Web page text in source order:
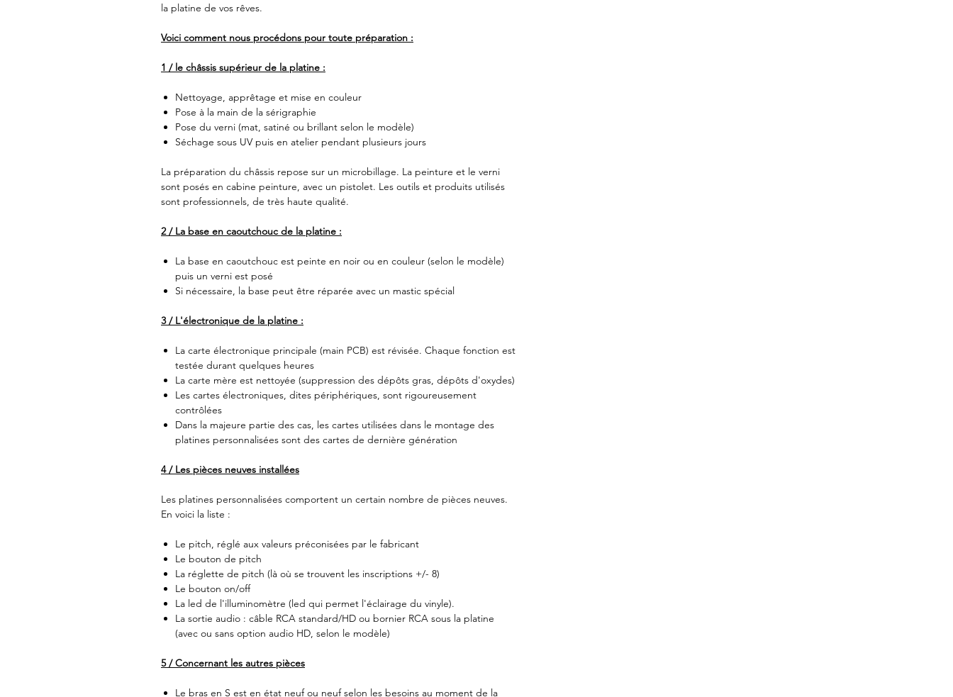
la platine de vos rêves.
Voici comment nous procédons pour toute préparation :
1 / le châssis supérieur de la platine :
Nettoyage, apprêtage et mise en couleur
Pose à la main de la sérigraphie
Pose du verni (mat, satiné ou brillant selon le modèle)
Séchage sous UV puis en atelier pendant plusieurs jours
La préparation du châssis repose sur un microbillage. La peinture et le verni
sont posés en cabine peinture, avec un pistolet. Les outils et produits utilisés
sont professionnels, de très haute qualité.
2 / La base en caoutchouc de la platine :
La base en caoutchouc est peinte en noir ou en couleur (selon le modèle)
puis un verni est posé
Si nécessaire, la base peut être réparée avec un mastic spécial
3 / L'électronique de la platine :
La carte électronique principale (main PCB) est révisée. Chaque fonction est
testée durant quelques heures
La carte mère est nettoyée (suppression des dépôts gras, dépôts d'oxydes)
Les cartes électroniques, dites périphériques, sont rigoureusement
contrôlées
Dans la majeure partie des cas, les cartes utilisées dans le montage des
platines personnalisées sont des cartes de dernière génération
4 / Les pièces neuves installées
Les platines personnalisées comportent un certain nombre de pièces neuves.
En voici la liste :
Le pitch, réglé aux valeurs préconisées par le fabricant
Le bouton de pitch
La réglette de pitch (là où se trouvent les inscriptions +/- 8)
Le bouton on/off
La led de l'illuminomètre (led qui permet l'éclairage du vinyle).
La sortie audio : câble RCA standard/HD ou bornier RCA sous la platine
(avec ou sans option audio HD, selon le modèle)
5 / Concernant les autres pièces
Le bras en S est en état neuf ou neuf selon les besoins au moment de la